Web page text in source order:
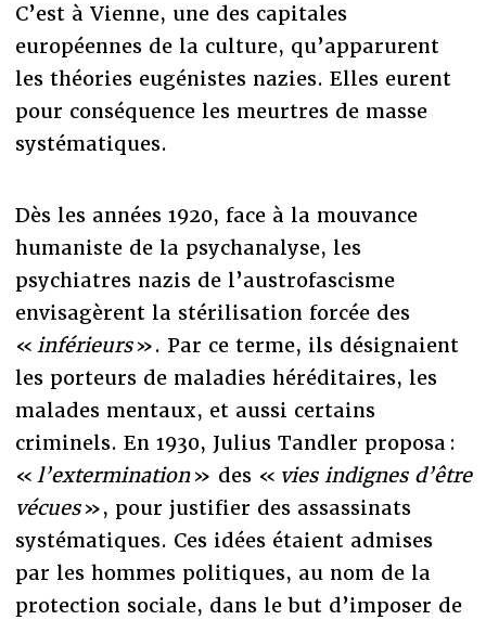
C’est à Vienne, une des capitales
européennes de la culture, qu’apparurent
les théories eugénistes nazies. Elles eurent
pour conséquence les meurtres de masse
systématiques.
Dès les années 1920, face à la mouvance
humaniste de la psychanalyse, les
psychiatres nazis de l’austrofascisme
envisagèrent la stérilisation forcée des
« inférieurs». Par ce terme, ils désignaient
les porteurs de maladies héréditaires, les
malades mentaux, et aussi certains
criminels. En 1930, Julius Tandler proposa :
« l’extermination» des « vies indignes d’être
vécues», pour justifier des assassinats
systématiques. Ces idées étaient admises
par les hommes politiques, au nom de la
protection sociale, dans le but d’imposer de